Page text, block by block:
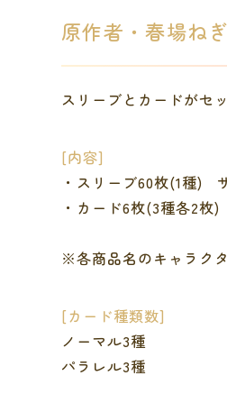
原作者・春場ね
スリーブとカードがセ
[内容]
・スリーブ60枚(1種)
・カード6枚(3種各2枚)
※各商品名のキャラク
[カード種類数]
ノーマル3種
パラレル3種